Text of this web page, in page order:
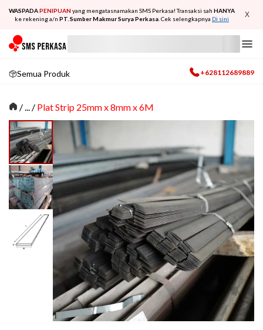
WASPADAPENIPUAN yang mengatasnamakan SMS Perkasa! Transaksi sah HANYA
ke rekening a/n PT. Sumber Makmur Surya Perkasa . Cek selengkapnya Di sini X
Semua Produk +628112689889
/... / Plat Strip 25mm x 8mm x 6M